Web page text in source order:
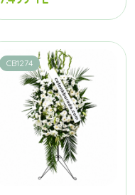
CB1274